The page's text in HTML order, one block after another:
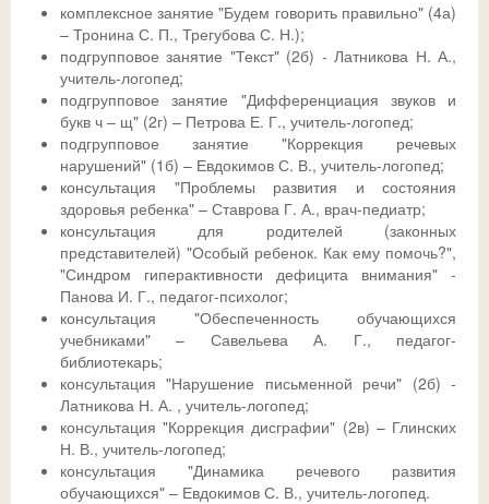
комплексное занятие "Будем говорить правильно" (4а)
– Тронина С. П., Трегубова С. Н.);
подгрупповое занятие "Текст" (2б) - Латникова Н. А.,
учитель-логопед;
подгрупповое занятие "Дифференциация звуков и
букв ч – щ" (2г) – Петрова Е. Г., учитель-логопед;
подгрупповое занятие "Коррекция речевых
нарушений" (1б) – Евдокимов С. В., учитель-логопед;
консультация "Проблемы развития и состояния
здоровья ребенка" – Ставрова Г. А., врач-педиатр;
консультация для родителей (законных
представителей) "Особый ребенок. Как ему помочь?",
"Синдром гиперактивности дефицита внимания" -
Панова И. Г., педагог-психолог;
консультация "Обеспеченность обучающихся
учебниками" – Савельева А. Г., педагог-
библиотекарь;
консультация "Нарушение письменной речи" (2б) -
Латникова Н. А. , учитель-логопед;
консультация "Коррекция дисграфии" (2в) – Глинских
Н. В., учитель-логопед;
консультация "Динамика речевого развития
обучающихся" – Евдокимов С. В., учитель-логопед.